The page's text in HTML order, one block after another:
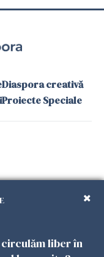
Diaspora creativă
Proiecte Speciale
Declarație de
liber în